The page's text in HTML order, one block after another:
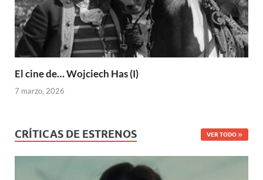
El cine de… Wojciech Has (I)
7 marzo, 2026
CRÍTICAS DE ESTRENOS VER TODO